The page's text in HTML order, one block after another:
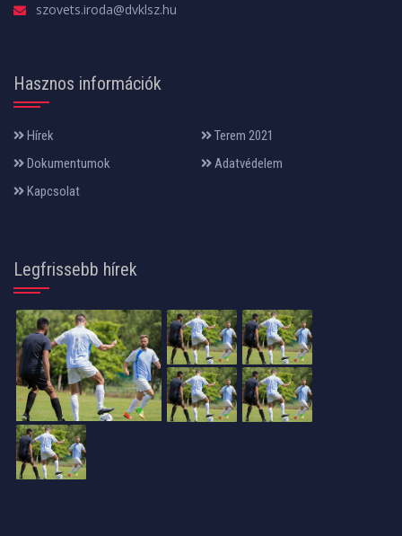
szovets.iroda@dvklsz.hu
Hasznos információk
Hírek
Terem 2021
Dokumentumok
Adatvédelem
Kapcsolat
Legfrissebb hírek